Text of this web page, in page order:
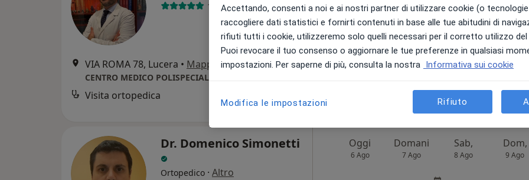
104 recensioni
VIA ROMA 78, Lucera • Mappa
Visita ortopedica
Non ci sono agende disponibili!
Mostra telefono
Dr. Domenico Simonetti
Ortopedico · Altro
Oggi
6 Ago
Domani
7 Ago
Sab,
8 Ago
Dom,
9 Ago
Accettando, consenti a noi e ai nostri partner di utilizzare cookie (o
raccogliere dati statistici e fornirti contenuti in base alle tue abitudini di
rifiuti tutti i cookie, utilizzeremo solo quelli necessari per il corretto utilizzo
Puoi revocare il tuo consenso o aggiornare le tue preferenze in qualsiasi
impostazioni. Per saperne di più, consulta la nostra Informativa sui cookie
Modifica le impostazioni Rifiuto